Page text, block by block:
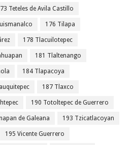
Teteles de Avila Castillo
176 Tilapa
178 Tlacuilotepec
181 Tlaltenango
184 Tlapacoya
187 Tlaxco
190 Totoltepec de Guerrero
de Galeana 193 Tzicatlacoyan
195 Vicente Guerrero